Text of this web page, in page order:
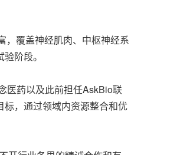
，覆盖神经肌肉、中枢神经系
阶段。
医药以及此前担任AskBio联
，通过领域内资源整合和优